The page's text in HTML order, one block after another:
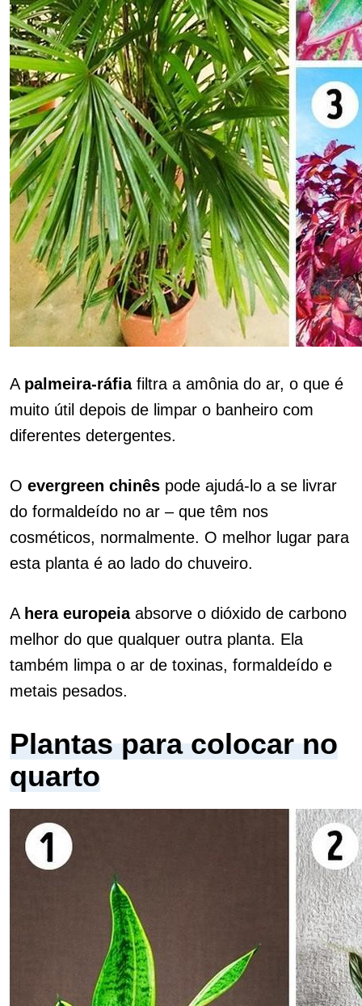
A palmeira-ráfiafiltra a amônia do ar, o que é
muito útil depois de limpar o banheiro com
diferentes detergentes.
O evergreen chinês pode ajudá-lo a se livrar
do formaldeído no ar – que têm nos
cosméticos, normalmente. O melhor lugar para
esta planta é ao lado do chuveiro.
A hera europeiaabsorve o dióxido de carbono
melhor do que qualquer outra planta. Ela
também limpa o ar de toxinas, formaldeído e
metais pesados.
Plantas para colocar no
quarto